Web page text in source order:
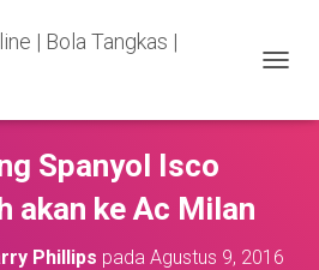
| Bola Tangkas |
G
V
Spanyol Isco
akan ke Ac Milan
Phillips pada Agustus 9, 2016